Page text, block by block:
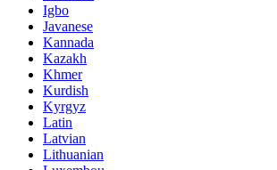
Igbo
Javanese
Kannada
Kazakh
Khmer
Kurdish
Kyrgyz
Latin
Latvian
Lithuanian